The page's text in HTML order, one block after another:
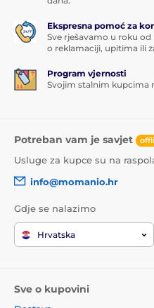
Ekspresna pomoć za
Sve rješavamo u roku
o reklamaciji, upitima ili
Program vjernosti
Svojim stalnim kupcima
Potreban vam je savjet
Usluge za kupce su na
info@momanio.hr
Gdje se nalazimo
Hrvatska
Sve o kupovini